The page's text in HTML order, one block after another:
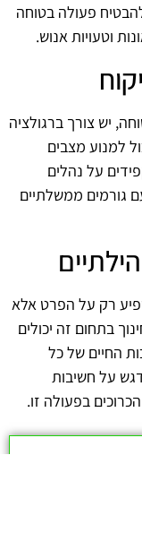
פעולה בטוחה
וטעויות אנוש.
יש צורך ברגולציה
למנוע מצבים
על נהלים
גורמים ממשלתיים
רק על הפרט אלא
בתחום זה יכולים
החיים של כל
דגש על חשיבות
בפעולה זו.